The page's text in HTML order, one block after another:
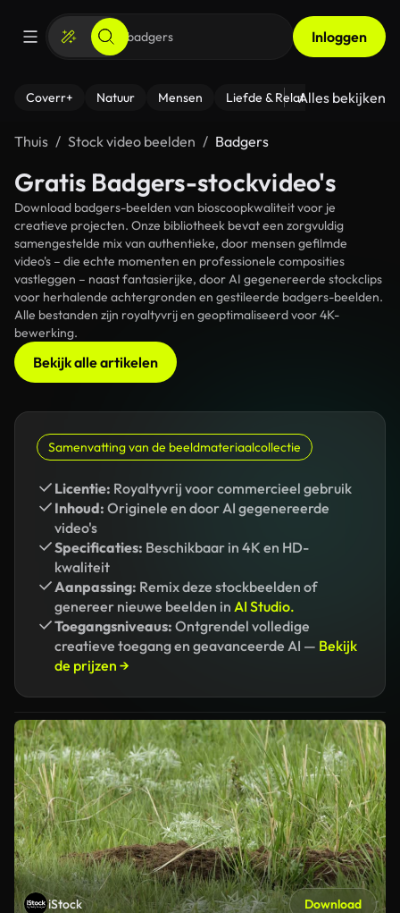
Inloggen
Coverr+ Natuur Mensen Liefde & Relaties - Fitness
Alles bekijken
Thuis Stock video beelden Badgers
Gratis Badgers-stockvideo's
Download badgers-beelden van bioscoopkwaliteit voor je
creatieve projecten. Onze bibliotheek bevat een zorgvuldig
samengestelde mix van authentieke, door mensen gefilmde
video's – die echte momenten en professionele composities
vastleggen – naast fantasierijke, door AI gegenereerde stockclips
voor herhalende achtergronden en gestileerde badgers-beelden.
Alle bestanden zijn royaltyvrij en geoptimaliseerd voor 4K-
bewerking.
Bekijk alle artikelen
Samenvatting van de beeldmateriaalcollectie
Licentie: Royaltyvrij voor commercieel gebruik
Inhoud: Originele en door AI gegenereerde
video's
Specificaties: Beschikbaar in 4K en HD-
kwaliteit
Aanpassing: Remix deze stockbeelden of
genereer nieuwe beelden in AI Studio.
Toegangsniveaus: Ontgrendel volledige
creatieve toegang en geavanceerde AI — Bekijk
de prijzen →
iStock Download